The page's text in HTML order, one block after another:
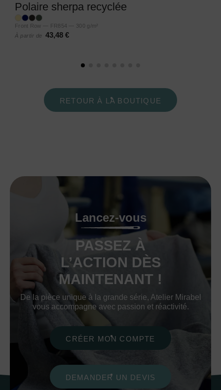
Polaire sherpa recyclée
Front Row — FR854 — 300 g/m²
À partir de
43,48 €
RETOUR À LA BOUTIQUE
Lancez-vous
PASSEZ À
L’ACTION DÈS
MAINTENANT !
De la pièce unique à la grande série, Atelier Mirabel
vous accompagne avec passion et réactivité.
CRÉER MON COMPTE
DEMANDER UN DEVIS